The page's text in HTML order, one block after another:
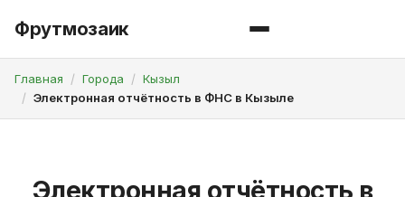
Фрутмозаик
Главная Города
Кызыл
Электронная отчётность в ФНС в Кызыле